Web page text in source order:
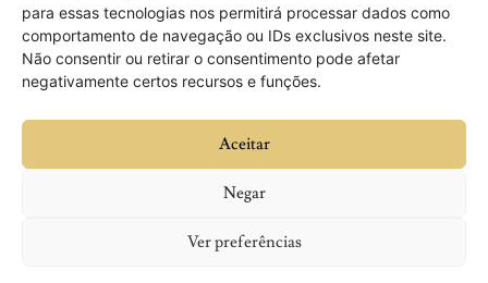
para essas tecnologias nos permitirá processar dados como
comportamento de navegação ou IDs exclusivos neste site.
Não consentir ou retirar o consentimento pode afetar
negativamente certos recursos e funções.
Aceitar
Negar
Ver preferências
contato@willertomaz.adv.br
QI 1 Conjunto 4 Casa 25 – Lago Sul,
Política de PrivacidadeTermos de uso